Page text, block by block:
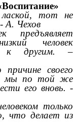
тот не
А. Чехов
предъявляет
человек
к другим. –
своего
мы по той же
его вновь. -
только
что делает из